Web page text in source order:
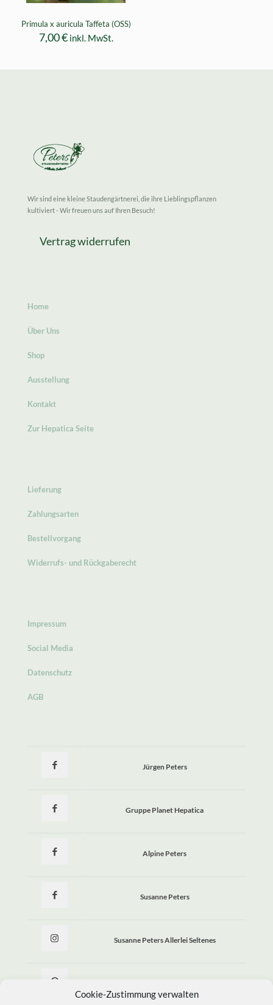
Cookie-Zustimmung verwalten
Primula x auricula Taffeta (OSS)
7,00€ inkl. MwSt.
Wir sind eine kleine Staudengärtnerei, die ihre Lieblingspflanzen
kultiviert - Wir freuen uns auf Ihren Besuch!
Vertrag widerrufen
Home
Über Uns
Shop
Ausstellung
Kontakt
Zur Hepatica Seite
Lieferung
Zahlungsarten
Bestellvorgang
Widerrufs- und Rückgaberecht
Impressum
Social Media
Datenschutz
AGB
Jürgen Peters
Gruppe Planet Hepatica
Alpine Peters
Susanne Peters
Susanne Peters Allerlei Seltenes